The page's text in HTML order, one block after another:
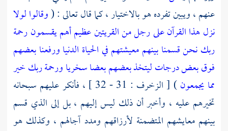
عنهم ، ويبين تفرده هو بالاختيار ، كما قال تعالى : (وقالوا لولا
نزل هذا القرآن على رجل من القريتين عظيمأهم يقسمون رحمة
ربك نحن قسمنا بينهم معيشتهم في الحياة الدنيا ورفعنا بعضهم
فوق بعض درجات ليتخذ بعضهم بعضا سخريا ورحمة ربك خير
مما يجمعون
) [ الزخرف : 31 - 32 ] ، فأنكر عليهم سبحانه
تخيرهم عليه ، وأخبر أن ذلك ليس إليهم ، بل إلى الذي قسم
بينهم معايشهم المتضمنة لأرزاقهم ومدد آجالهم ، وكذلك هو